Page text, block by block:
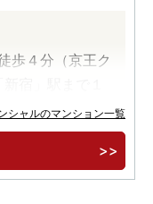
歩４分（京王ク
宿」駅まで１
・商・業・育の
グシップタワー
シャルのマンション一覧